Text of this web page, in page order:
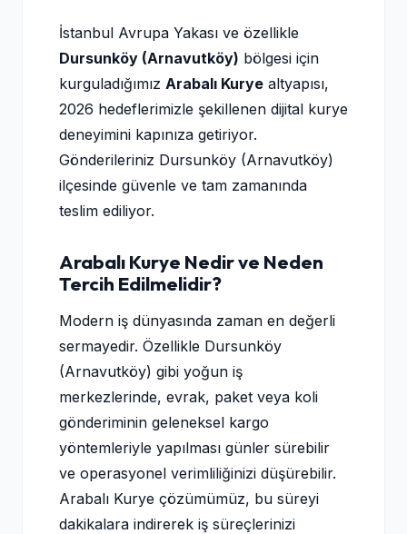
İstanbul Avrupa Yakası ve özellikle
Dursunköy (Arnavutköy) bölgesi için
kurguladığımız Arabalı Kurye altyapısı,
2026 hedeflerimizle şekillenen dijital kurye
deneyimini kapınıza getiriyor.
Gönderileriniz Dursunköy (Arnavutköy)
ilçesinde güvenle ve tam zamanında
teslim ediliyor.
Arabalı Kurye Nedir ve Neden
Tercih Edilmelidir?
Modern iş dünyasında zaman en değerli
sermayedir. Özellikle Dursunköy
(Arnavutköy) gibi yoğun iş
merkezlerinde, evrak, paket veya koli
gönderiminin geleneksel kargo
yöntemleriyle yapılması günler sürebilir
ve operasyonel verimliliğinizi düşürebilir.
Arabalı Kurye çözümümüz, bu süreyi
dakikalara indirerek iş süreçlerinizi